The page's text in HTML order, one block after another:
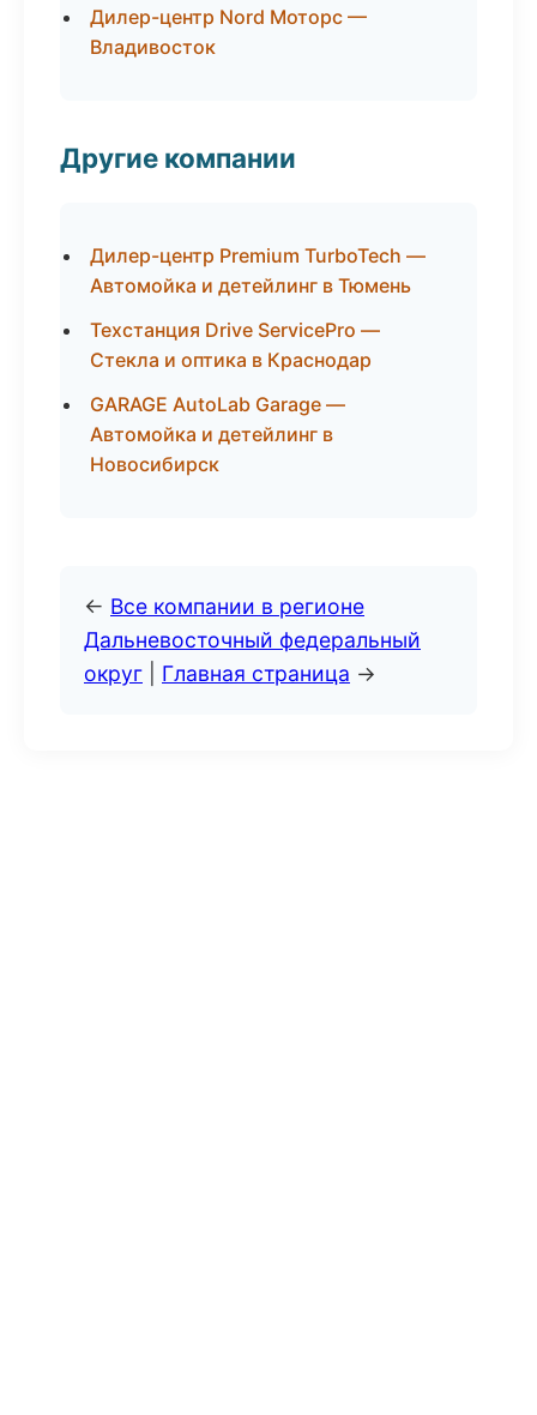
Дилер-центр Nord Моторс —
Владивосток
Другие компании
Дилер-центр Premium TurboTech —
Автомойка и детейлинг в Тюмень
Техстанция Drive ServicePro —
Стекла и оптика в Краснодар
GARAGE AutoLab Garage —
Автомойка и детейлинг в
Новосибирск
← Все компании в регионе
Дальневосточный федеральный
округ
Главная страница →